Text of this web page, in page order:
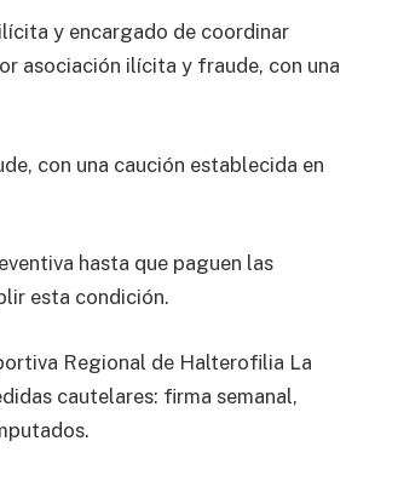
y encargado de coordinar
asociación ilícita y fraude, con una
con una caución establecida en
hasta que paguen las
esta condición.
Regional de Halterofilia La
cautelares: firma semanal,